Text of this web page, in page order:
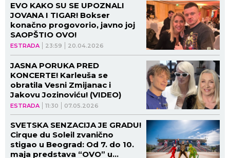
ESTRADA 23:59 20.04.2026
EVO KAKO SU SE UPOZNALI
JOVANA I TIGAR! Bokser
konačno progovorio, javno joj
SAOPŠTIO OVO!
ESTRADA 11:30 07.05.2026
JASNA PORUKA PRED
KONCERTE! Karleuša se
obratila Vesni Zmijanac i
Jakovu Jozinoviću! (VIDEO)
SVETSKA SENZACIJA JE GRADU!
Cirque du Soleil zvanično
stigao u Beograd: Od 7. do 10.
maja predstava “OVO” u